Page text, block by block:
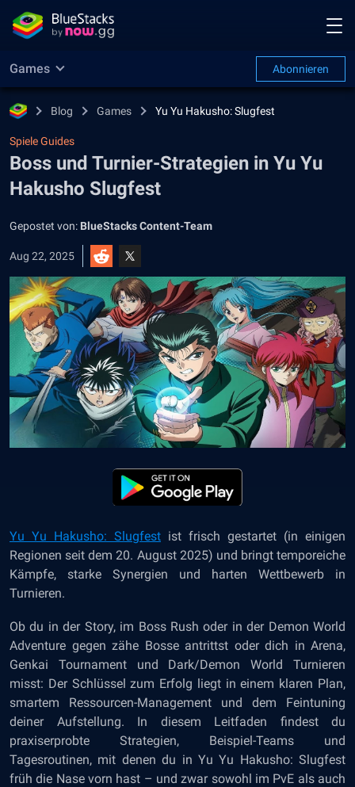
Games Abonnieren
Blog Games Yu Yu Hakusho: Slugfest
Spiele Guides
Boss und Turnier-Strategien in Yu Yu
Hakusho Slugfest
Gepostet von: BlueStacks Content-Team
Aug 22, 2025
Yu Yu Hakusho: Slugfest ist frisch gestartet (in einigen
Regionen seit dem 20. August 2025) und bringt temporeiche
Kämpfe, starke Synergien und harten Wettbewerb in
Turnieren.
Ob du in der Story, im Boss Rush oder in der Demon World
Adventure gegen zähe Bosse antrittst oder dich in Arena,
Genkai Tournament und Dark/Demon World Turnieren
misst: Der Schlüssel zum Erfolg liegt in einem klaren Plan,
smartem Ressourcen-Management und dem Feintuning
deiner Aufstellung. In diesem Leitfaden findest du
praxiserprobte Strategien, Beispiel-Teams und
Tagesroutinen, mit denen du in Yu Yu Hakusho: Slugfest
früh die Nase vorn hast – und zwar sowohl im PvE als auch